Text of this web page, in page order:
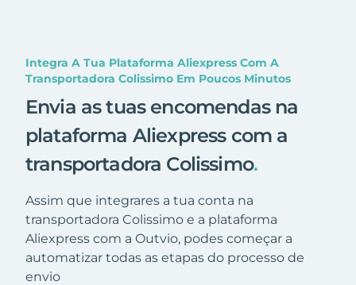
Integra A Tua Plataforma Aliexpress Com A
Transportadora Colissimo Em Poucos Minutos
Envia as tuas encomendas na
plataforma Aliexpress com a
transportadora Colissimo.
Assim que integrares a tua conta na
transportadora Colissimo e a plataforma
Aliexpress com a Outvio, podes começar a
automatizar todas as etapas do processo de
envio